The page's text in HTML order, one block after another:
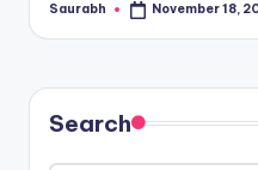
Posted
Saurabh November 18,
Search